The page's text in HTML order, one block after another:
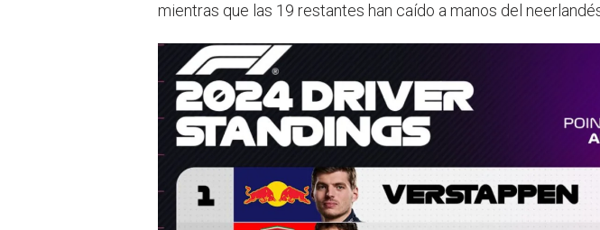
mientras que las 19 restantes han caído a manos del